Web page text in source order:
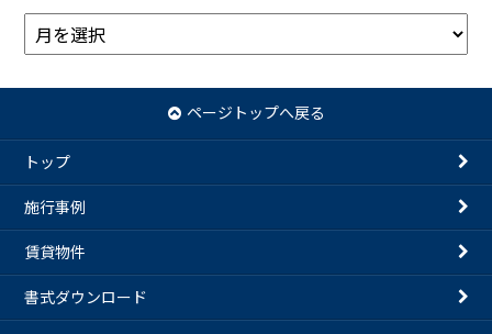
ア
ー
ブ
ページトップへ戻る
トップ
施行事例
賃貸物件
書式ダウンロード